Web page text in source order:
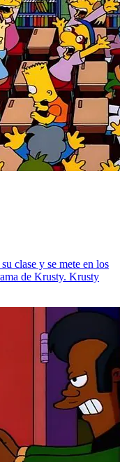
clase y se mete en los
de Krusty. Krusty